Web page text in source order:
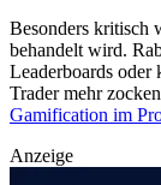
Besonders kritisch
behandelt wird.
Leaderboards oder
Trader mehr
Gamification im
Anzeige